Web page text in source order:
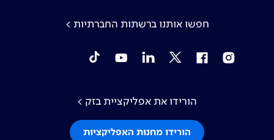
חפשו אותנו ברשתות החברתיות >
Instagram
Facebook
Twitter
Linkedin
YouTube
tiktok
הורידו את אפליקציית בזק >
הורידו מחנות האפליקציות